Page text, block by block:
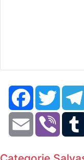
FacebookTwitter
Email Viber